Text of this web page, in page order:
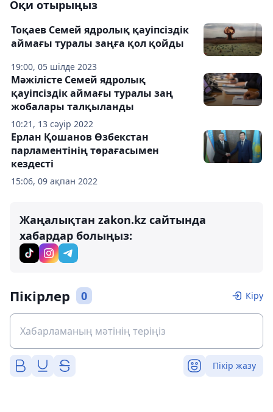
Оқи отырыңыз
19:00, 05 шілде 2023
Тоқаев Семей ядролық қауіпсіздік
аймағы туралы заңға қол қойды
10:21, 13 сәуір 2022
Мәжілісте Семей ядролық
қауіпсіздік аймағы туралы заң
жобалары талқыланды
15:06, 09 ақпан 2022
Ерлан Қошанов Өзбекстан
парламентінің төрағасымен
кездесті
Жаңалықтан zakon.kz сайтында
хабардар болыңыз:
Пікірлер 0 Кіру
Пікір жазу